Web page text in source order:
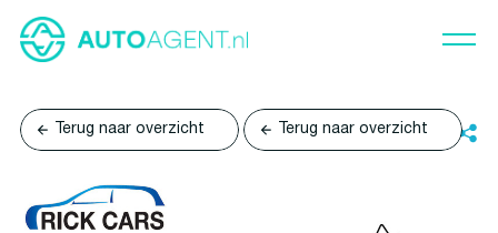
Terug naar overzicht Terug naar overzicht